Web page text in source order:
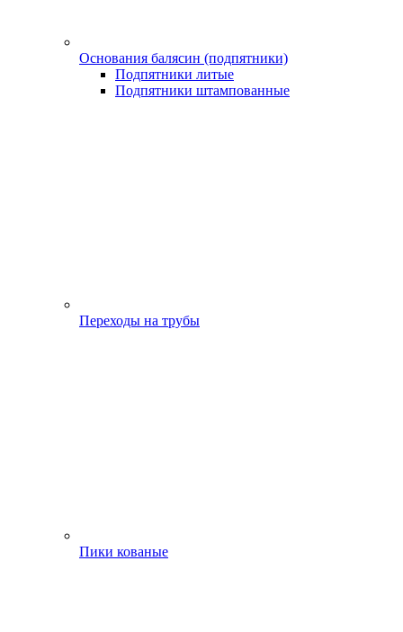
Основания балясин (подпятники)
Подпятники литые
Подпятники штампованные
Переходы на трубы
Пики кованые